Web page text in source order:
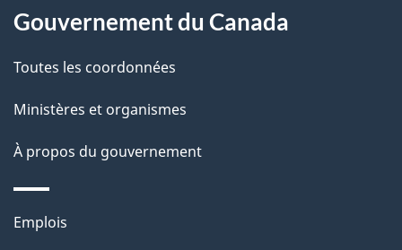
i
l
s
d
e
l
propos
de
ce
site
Gouvernement du Canada
Toutes les coordonnées
Ministères et organismes
À propos du gouvernement
Thèmes
Emplois